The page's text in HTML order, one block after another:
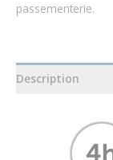
passementerie.
Description